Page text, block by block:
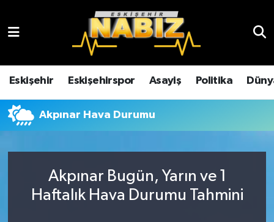
Eskişehir Eskişehirspor Asayiş Politika
Akpınar Hava Durumu
Akpınar Bugün, Yarın ve 1
Haftalık Hava Durumu Tahmini
Çevre
Dünya
Ekonomi
Eskişehir
Eskişehir Hava Durumu
Eskişehir Trafik Yoğunluk Haritası
TFF 3.Lig 4.Grup Puan Durumu ve Fikstür
Son Dakika Haberleri
Haber Arşivi